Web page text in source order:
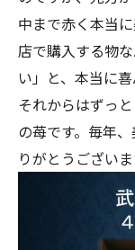
中まで赤く本当
店で購入する物
い」と、本当に喜
それからはずっ
の苺です。毎年
りがとうございま